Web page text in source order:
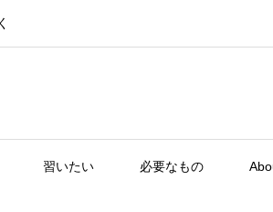
習いたい 必要なもの